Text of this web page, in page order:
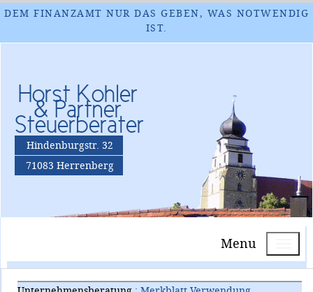
DEM FINANZAMT NUR DAS GEBEN, WAS NOTWENDIG
IST.
Horst Kohler
& Partner
Steuerberater
Hindenburgstr. 32
71083 Herrenberg
Menu